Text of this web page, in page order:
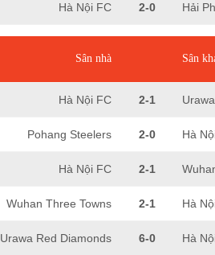
Hà Nội FC 2-0 Hải
Sân nhà Sân
Hà Nội FC 2-1
Pohang Steelers 2-0 Hà
Hà Nội FC 2-1
Wuhan Three Towns 2-1 Hà
Urawa Red Diamonds 6-0 Hà